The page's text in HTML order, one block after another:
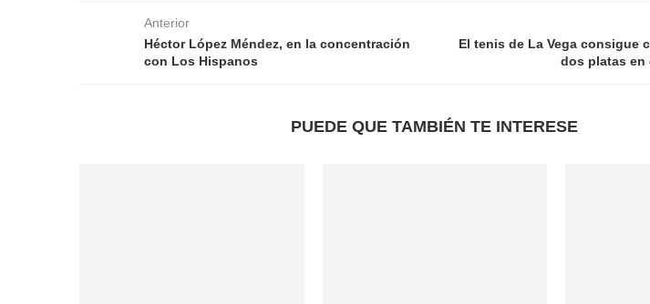
Anterior
Héctor López Méndez, en la concentración
con Los Hispanos
El tenis de La Vega consigue
dos platas en
PUEDE QUE TAMBIÉN TE INTERESE